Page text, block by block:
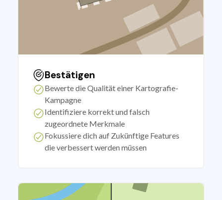
Bestätigen
Bewerte die Qualität einer Kartografie-
Kampagne
Identifiziere korrekt und falsch
zugeordnete Merkmale
Fokussiere dich auf Zukünftige Features
die verbessert werden müssen